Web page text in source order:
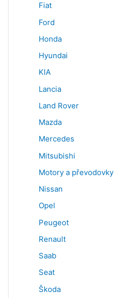
Fiat
Ford
Honda
Hyundai
KIA
Lancia
Land Rover
Mazda
Mercedes
Mitsubishi
Motory a převodovky
Nissan
Opel
Peugeot
Renault
Saab
Seat
Škoda